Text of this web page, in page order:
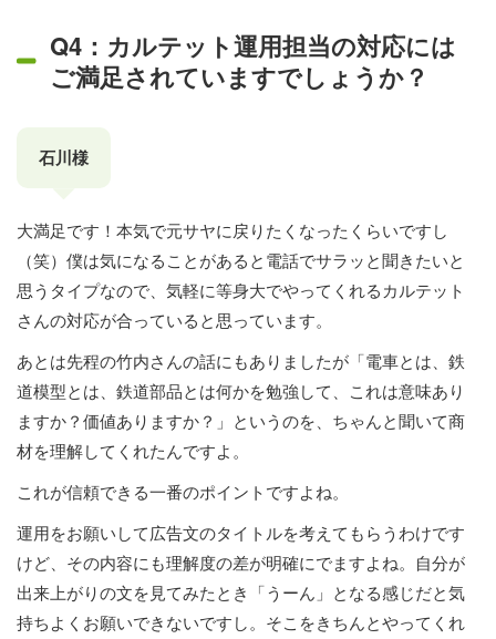
Q4：カルテット運用担当の対応には
ご満足されていますでしょうか？
石川様
大満足です！本気で元サヤに戻りたくなったくらいですし
（笑）僕は気になることがあると電話でサラッと聞きたいと
思うタイプなので、気軽に等身大でやってくれるカルテット
さんの対応が合っていると思っています。
あとは先程の竹内さんの話にもありましたが「電車とは、鉄
道模型とは、鉄道部品とは何かを勉強して、これは意味あり
ますか？価値ありますか？」というのを、ちゃんと聞いて商
材を理解してくれたんですよ。
これが信頼できる一番のポイントですよね。
運用をお願いして広告文のタイトルを考えてもらうわけです
けど、その内容にも理解度の差が明確にでますよね。自分が
出来上がりの文を見てみたとき「うーん」となる感じだと気
持ちよくお願いできないですし。そこをきちんとやってくれ